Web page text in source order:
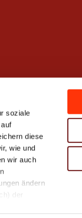
soziale
diese
wie und
wir auch
ändern